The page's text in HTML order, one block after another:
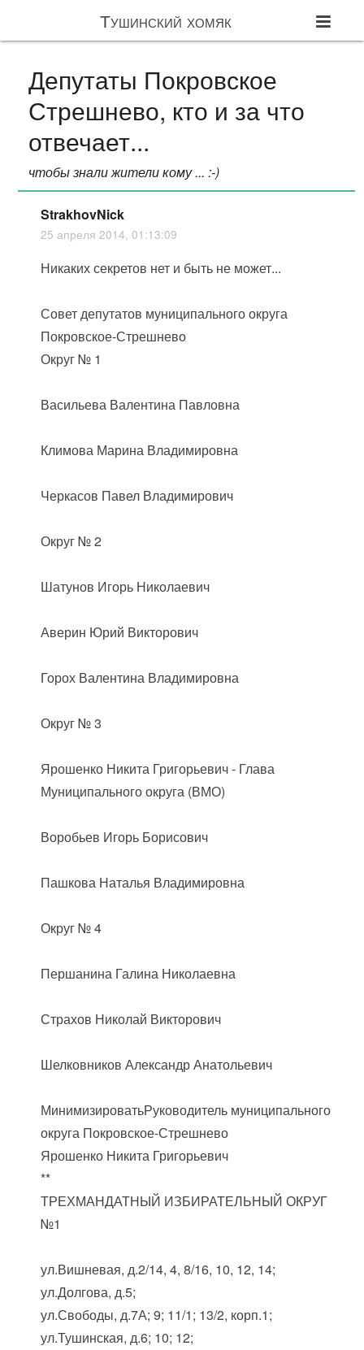
Тушинский хомяк
Депутаты Покровское
Стрешнево, кто и за что
отвечает...
чтобы знали жители кому ... :-)
StrakhovNick
25 апреля 2014, 01:13:09
Никаких секретов нет и быть не может...
Совет депутатов муниципального округа
Покровское-Стрешнево
Округ № 1
Васильева Валентина Павловна
Климова Марина Владимировна
Черкасов Павел Владимирович
Округ № 2
Шатунов Игорь Николаевич
Аверин Юрий Викторович
Горох Валентина Владимировна
Округ № 3
Ярошенко Никита Григорьевич - Глава
Муниципального округа (ВМО)
Воробьев Игорь Борисович
Пашкова Наталья Владимировна
Округ № 4
Першанина Галина Николаевна
Страхов Николай Викторович
Шелковников Александр Анатольевич
МинимизироватьРуководитель муниципального
округа Покровское-Стрешнево
Ярошенко Никита Григорьевич
**
ТРЕХМАНДАТНЫЙ ИЗБИРАТЕЛЬНЫЙ ОКРУГ
№1
ул.Вишневая, д.2/14, 4, 8/16, 10, 12, 14;
ул.Долгова, д.5;
ул.Свободы, д.7А; 9; 11/1; 13/2, корп.1;
ул.Тушинская, д.6; 10; 12;